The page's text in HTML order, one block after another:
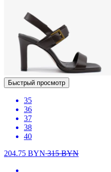
Быстрый просмотр
35
36
37
38
40
204.75 BYN315BYN